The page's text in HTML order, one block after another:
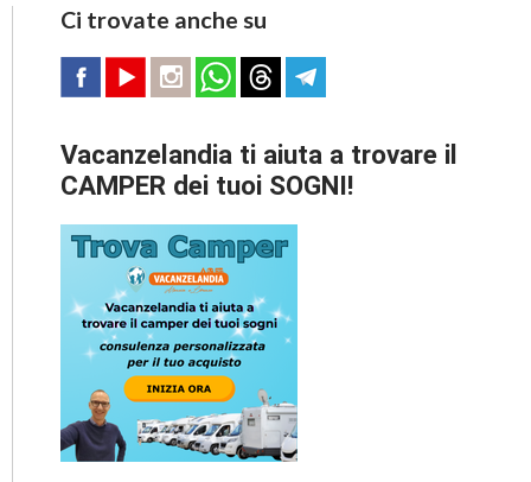
Ci trovate anche su
Vacanzelandia ti aiuta a trovare il
CAMPER dei tuoi SOGNI!